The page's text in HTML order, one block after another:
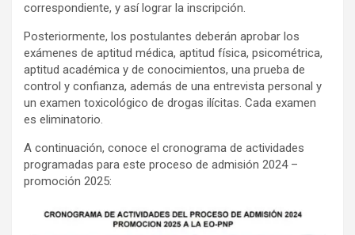
correspondiente, y así lograr la inscripción.
Posteriormente, los postulantes deberán aprobar los
exámenes de aptitud médica, aptitud física, psicométrica,
aptitud académica y de conocimientos, una prueba de
control y confianza, además de una entrevista personal y
un examen toxicológico de drogas ilícitas. Cada examen
es eliminatorio.
A continuación, conoce el cronograma de actividades
programadas para este proceso de admisión 2024 –
promoción 2025: